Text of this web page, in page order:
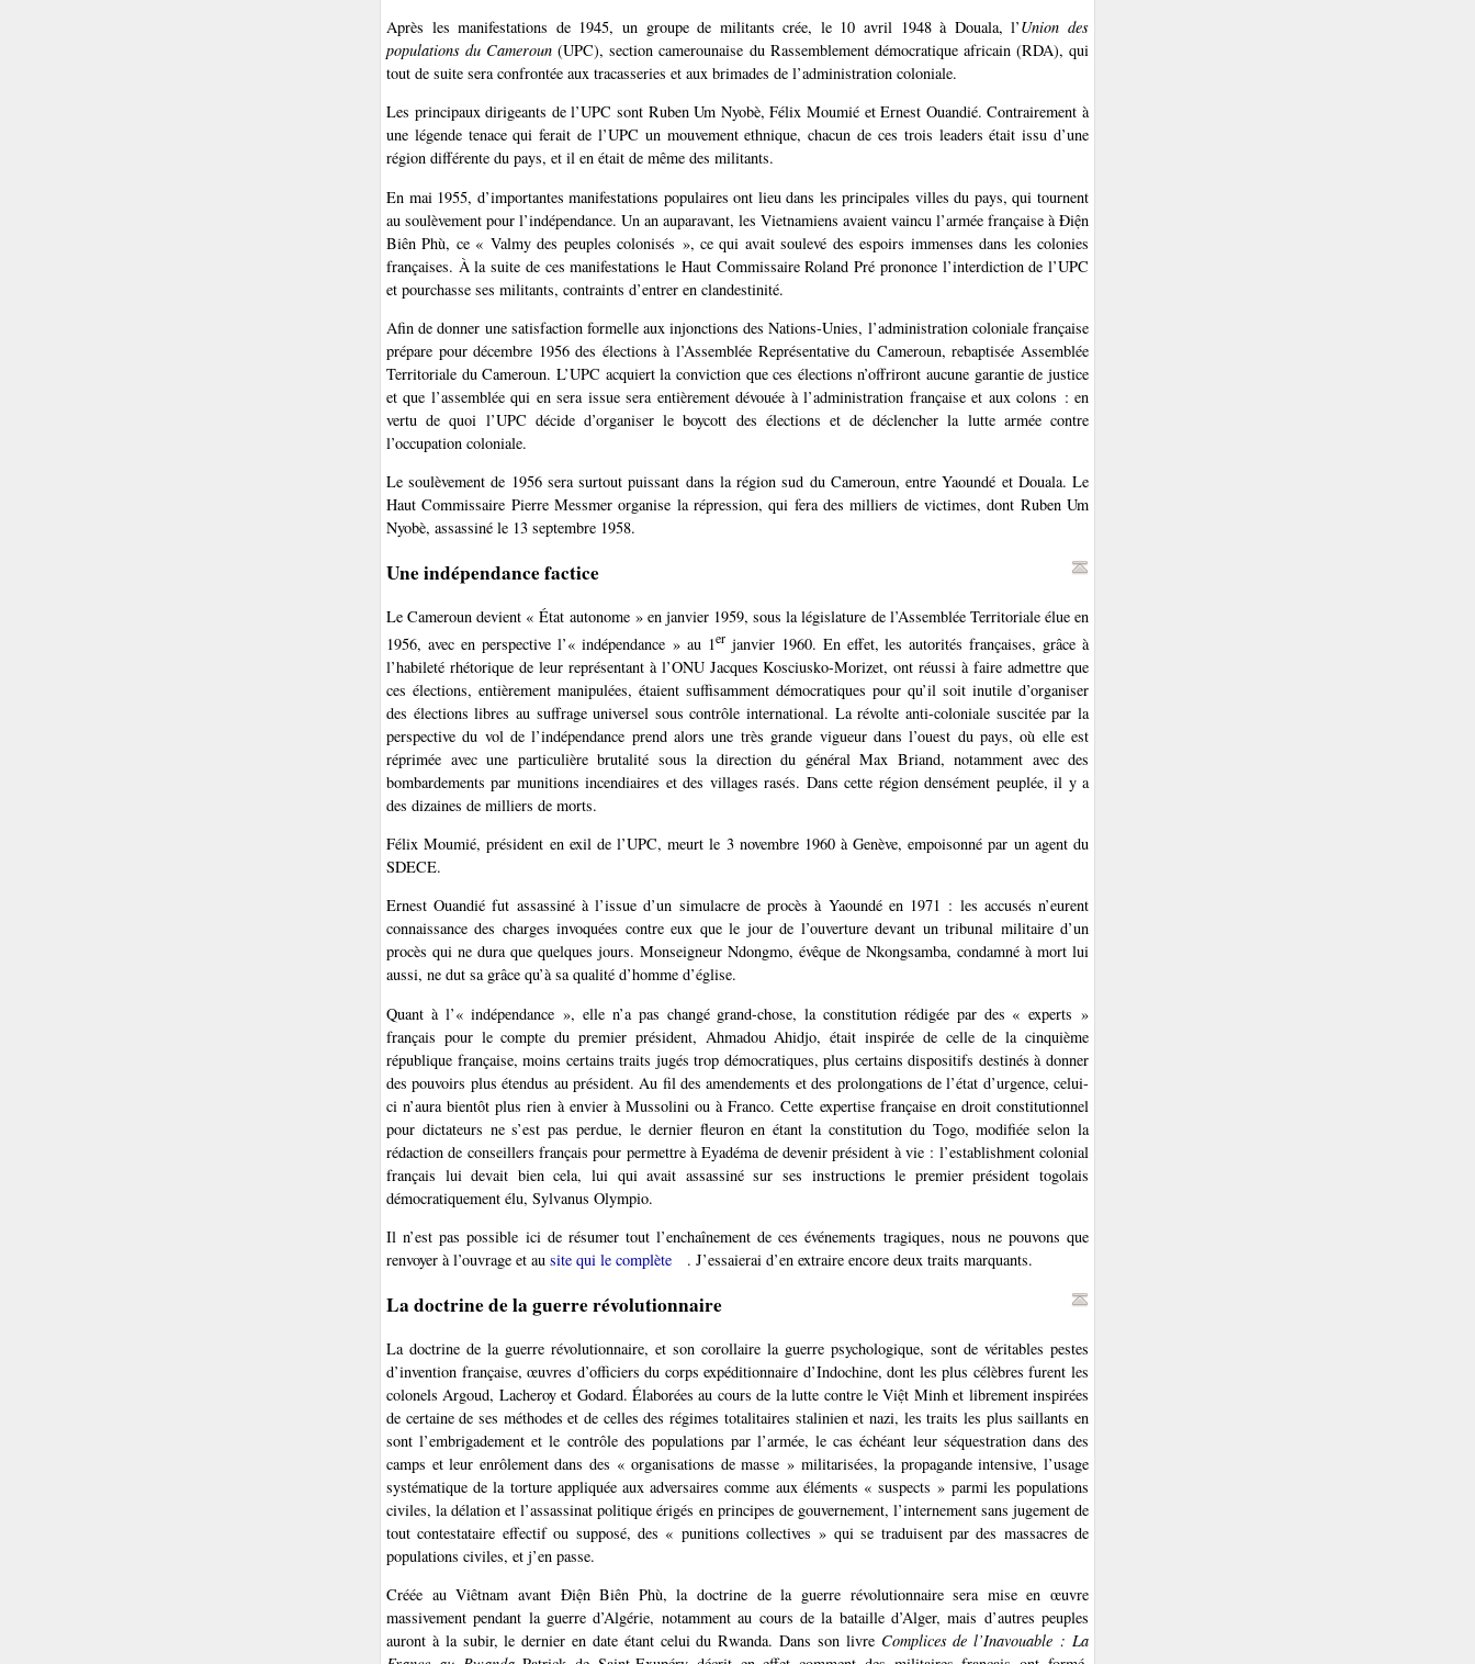
Après les manifestations de 1945, un groupe de militants crée, le 10 avril 1948 à Douala, l’Union des
populations du Cameroun (UPC), section camerounaise du Rassemblement démocratique africain (RDA), qui
tout de suite sera confrontée aux tracasseries et aux brimades de l’administration coloniale.
Les principaux dirigeants de l’UPC sont Ruben Um Nyobè, Félix Moumié et Ernest Ouandié. Contrairement à
une légende tenace qui ferait de l’UPC un mouvement ethnique, chacun de ces trois leaders était issu d’une
région différente du pays, et il en était de même des militants.
En mai 1955, d’importantes manifestations populaires ont lieu dans les principales villes du pays, qui tournent
au soulèvement pour l’indépendance. Un an auparavant, les Vietnamiens avaient vaincu l’armée française à Điện
Biên Phù, ce « Valmy des peuples colonisés », ce qui avait soulevé des espoirs immenses dans les colonies
françaises. À la suite de ces manifestations le Haut Commissaire Roland Pré prononce l’interdiction de l’UPC
et pourchasse ses militants, contraints d’entrer en clandestinité.
Afin de donner une satisfaction formelle aux injonctions des Nations-Unies, l’administration coloniale française
prépare pour décembre 1956 des élections à l’Assemblée Représentative du Cameroun, rebaptisée Assemblée
Territoriale du Cameroun. L’UPC acquiert la conviction que ces élections n’offriront aucune garantie de justice
et que l’assemblée qui en sera issue sera entièrement dévouée à l’administration française et aux colons : en
vertu de quoi l’UPC décide d’organiser le boycott des élections et de déclencher la lutte armée contre
l’occupation coloniale.
Le soulèvement de 1956 sera surtout puissant dans la région sud du Cameroun, entre Yaoundé et Douala. Le
Haut Commissaire Pierre Messmer organise la répression, qui fera des milliers de victimes, dont Ruben Um
Nyobè, assassiné le 13 septembre 1958.
Une indépendance factice
Le Cameroun devient « État autonome » en janvier 1959, sous la législature de l’Assemblée Territoriale élue en
1956, avec en perspective l’« indépendance » au 1er janvier 1960. En effet, les autorités françaises, grâce à
l’habileté rhétorique de leur représentant à l’ONU Jacques Kosciusko-Morizet, ont réussi à faire admettre que
ces élections, entièrement manipulées, étaient suffisamment démocratiques pour qu’il soit inutile d’organiser
des élections libres au suffrage universel sous contrôle international. La révolte anti-coloniale suscitée par la
perspective du vol de l’indépendance prend alors une très grande vigueur dans l’ouest du pays, où elle est
réprimée avec une particulière brutalité sous la direction du général Max Briand, notamment avec des
bombardements par munitions incendiaires et des villages rasés. Dans cette région densément peuplée, il y a
des dizaines de milliers de morts.
Félix Moumié, président en exil de l’UPC, meurt le 3 novembre 1960 à Genève, empoisonné par un agent du
SDECE.
Ernest Ouandié fut assassiné à l’issue d’un simulacre de procès à Yaoundé en 1971 : les accusés n’eurent
connaissance des charges invoquées contre eux que le jour de l’ouverture devant un tribunal militaire d’un
procès qui ne dura que quelques jours. Monseigneur Ndongmo, évêque de Nkongsamba, condamné à mort lui
aussi, ne dut sa grâce qu’à sa qualité d’homme d’église.
Quant à l’« indépendance », elle n’a pas changé grand-chose, la constitution rédigée par des « experts »
français pour le compte du premier président, Ahmadou Ahidjo, était inspirée de celle de la cinquième
république française, moins certains traits jugés trop démocratiques, plus certains dispositifs destinés à donner
des pouvoirs plus étendus au président. Au fil des amendements et des prolongations de l’état d’urgence, celui-
ci n’aura bientôt plus rien à envier à Mussolini ou à Franco. Cette expertise française en droit constitutionnel
pour dictateurs ne s’est pas perdue, le dernier fleuron en étant la constitution du Togo, modifiée selon la
rédaction de conseillers français pour permettre à Eyadéma de devenir président à vie : l’establishment colonial
français lui devait bien cela, lui qui avait assassiné sur ses instructions le premier président togolais
démocratiquement élu, Sylvanus Olympio.
Il n’est pas possible ici de résumer tout l’enchaînement de ces événements tragiques, nous ne pouvons que
renvoyer à l’ouvrage et au site qui le complète . J’essaierai d’en extraire encore deux traits marquants.
La doctrine de la guerre révolutionnaire
La doctrine de la guerre révolutionnaire, et son corollaire la guerre psychologique, sont de véritables pestes
d’invention française, œuvres d’officiers du corps expéditionnaire d’Indochine, dont les plus célèbres furent les
colonels Argoud, Lacheroy et Godard. Élaborées au cours de la lutte contre le Việt Minh et librement inspirées
de certaine de ses méthodes et de celles des régimes totalitaires stalinien et nazi, les traits les plus saillants en
sont l’embrigadement et le contrôle des populations par l’armée, le cas échéant leur séquestration dans des
camps et leur enrôlement dans des « organisations de masse » militarisées, la propagande intensive, l’usage
systématique de la torture appliquée aux adversaires comme aux éléments « suspects » parmi les populations
civiles, la délation et l’assassinat politique érigés en principes de gouvernement, l’internement sans jugement de
tout contestataire effectif ou supposé, des « punitions collectives » qui se traduisent par des massacres de
populations civiles, et j’en passe.
Créée au Viêtnam avant Điện Biên Phù, la doctrine de la guerre révolutionnaire sera mise en œuvre
massivement pendant la guerre d’Algérie, notamment au cours de la bataille d’Alger, mais d’autres peuples
auront à la subir, le dernier en date étant celui du Rwanda. Dans son livre Complices de l’Inavouable : La